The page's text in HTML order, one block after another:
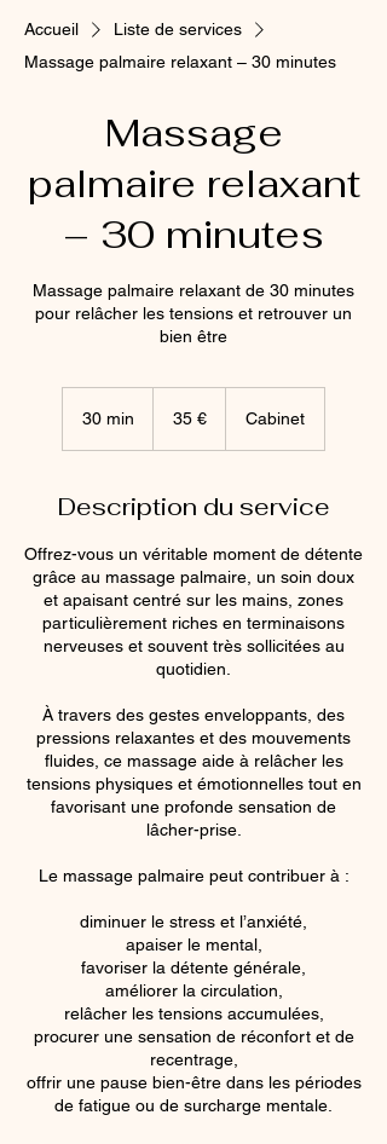
Accueil
Liste de services
Massage palmaire relaxant – 30 minutes
Massage
palmaire relaxant
– 30 minutes
Massage palmaire relaxant de 30 minutes
pour relâcher les tensions et retrouver un
bien être
30 min
n
35 € Cabinet
Description du service
Offrez-vous un véritable moment de détente
grâce au massage palmaire, un soin doux
et apaisant centré sur les mains, zones
particulièrement riches en terminaisons
nerveuses et souvent très sollicitées au
quotidien.
À travers des gestes enveloppants, des
pressions relaxantes et des mouvements
fluides, ce massage aide à relâcher les
tensions physiques et émotionnelles tout en
favorisant une profonde sensation de
lâcher-prise.
Le massage palmaire peut contribuer à :
diminuer le stress et l’anxiété,
apaiser le mental,
favoriser la détente générale,
améliorer la circulation,
relâcher les tensions accumulées,
procurer une sensation de réconfort et de
recentrage,
offrir une pause bien-être dans les périodes
de fatigue ou de surcharge mentale.